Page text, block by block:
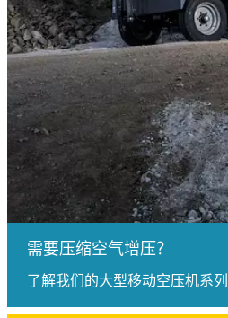
需要压缩空气增压？
了解我们的大型移动空压机系列